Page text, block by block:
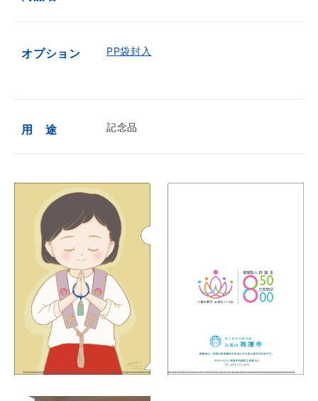
オプション PP袋封入
用 途 記念品